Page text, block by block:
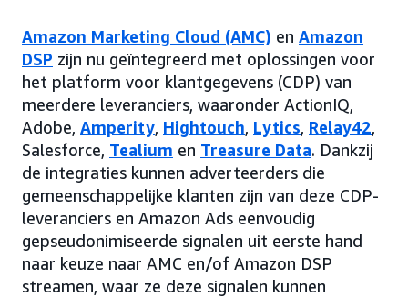
Amazon Marketing Cloud (AMC) en Amazon
DSP zijn nu geïntegreerd met oplossingen voor
het platform voor klantgegevens (CDP) van
meerdere leveranciers, waaronder ActionIQ,
Adobe, Amperity, Hightouch, Lytics, Relay42,
Salesforce, Tealium en Treasure Data. Dankzij
de integraties kunnen adverteerders die
gemeenschappelijke klanten zijn van deze CDP-
leveranciers en Amazon Ads eenvoudig
gepseudonimiseerde signalen uit eerste hand
naar keuze naar AMC en/of Amazon DSP
streamen, waar ze deze signalen kunnen